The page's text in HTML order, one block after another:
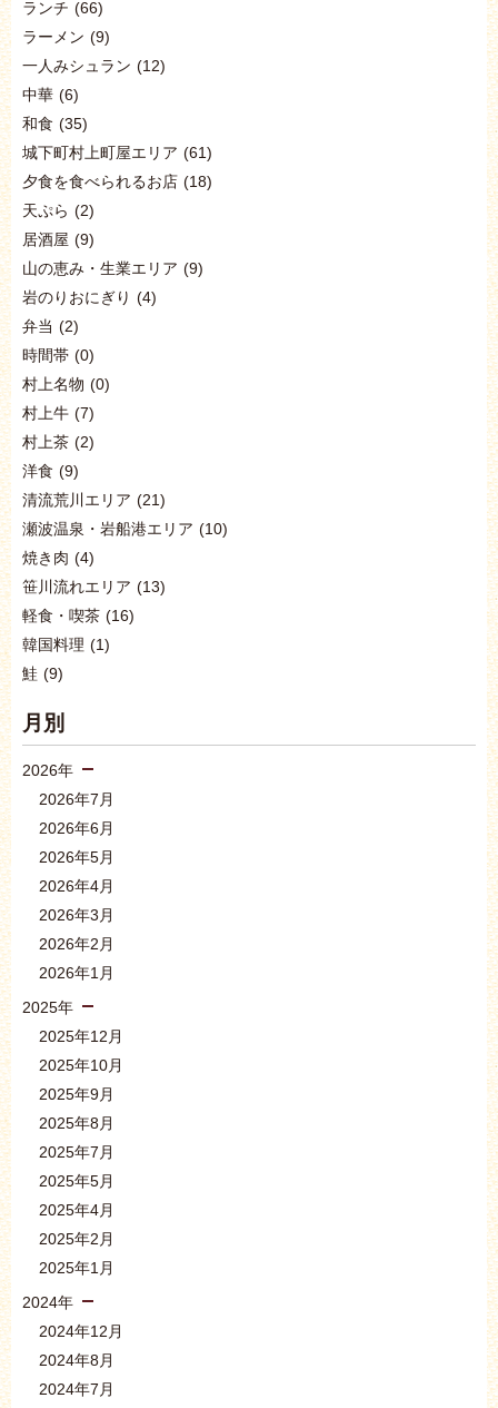
ランチ (66)
ラーメン (9)
一人みシュラン (12)
中華 (6)
和食 (35)
城下町村上町屋エリア (61)
夕食を食べられるお店 (18)
天ぷら (2)
居酒屋 (9)
山の恵み・生業エリア (9)
岩のりおにぎり (4)
弁当 (2)
時間帯 (0)
村上名物 (0)
村上牛 (7)
村上茶 (2)
洋食 (9)
清流荒川エリア (21)
瀬波温泉・岩船港エリア (10)
焼き肉 (4)
笹川流れエリア (13)
軽食・喫茶 (16)
韓国料理 (1)
鮭 (9)
月別
2026年
2026年7月
2026年6月
2026年5月
2026年4月
2026年3月
2026年2月
2026年1月
2025年
2025年12月
2025年10月
2025年9月
2025年8月
2025年7月
2025年5月
2025年4月
2025年2月
2025年1月
2024年
2024年12月
2024年8月
2024年7月